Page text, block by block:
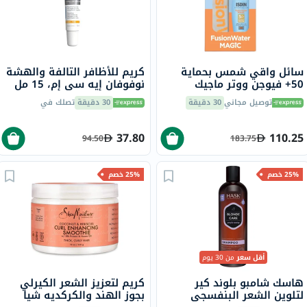
سائل واقي شمس بحماية
50+ فيوجن ووتر ماجيك
+ حقيبة شاطئ مجانية
توصيل مجاني30 دقيقة
110.25
183.75
كريم للأظافر التالفة والهشة
نوفوفان إيه سي إم، 15 مل
30 دقيقة تصلك في
37.80
94.50
25% خصم
أقل سعرمن 30 يوم
هاسك شامبو بلوند كير
لتلوين الشعر البنفسجي
25% خصم
كريم لتعزيز الشعر الكيرلي
بجوز الهند والكركديه شيا